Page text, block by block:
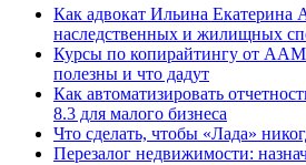
Как адвокат Ильина Екатерина
наследственных и жилищных
Курсы по копирайтингу от
полезны и что дадут
Как автоматизировать
8.3 для малого бизнеса
Что сделать, чтобы «Лада»
Перезалог недвижимости: